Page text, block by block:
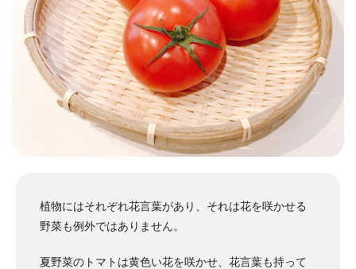
植物にはそれぞれ花言葉があり、それは花を咲かせる
野菜も例外ではありません。
夏野菜のトマトは黄色い花を咲かせ、花言葉も持って